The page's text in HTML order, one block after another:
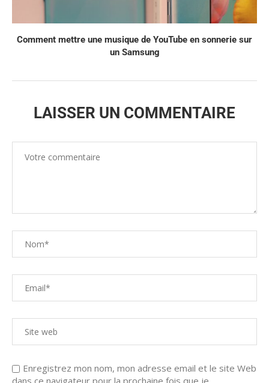
Comment mettre une musique de YouTube en sonnerie sur
un Samsung
LAISSER UN COMMENTAIRE
Enregistrez mon nom, mon adresse email et le site Web
dans ce navigateur pour la prochaine fois que je